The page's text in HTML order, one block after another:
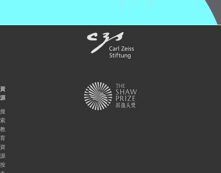
資
源
搜
索
教
育
資
源
按